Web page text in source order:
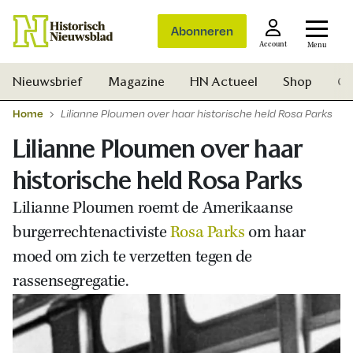
Abonneren
Account Menu
Zoek
Nieuwsbrief Magazine HN Actueel Shop
Home Lilianne Ploumen over haar historische held Rosa Parks
Lilianne Ploumen over haar
historische held Rosa Parks
Lilianne Ploumen roemt de Amerikaanse
burgerrechtenactivisteRosa Parksom haar
moed om zich te verzetten tegen de
rassensegregatie.